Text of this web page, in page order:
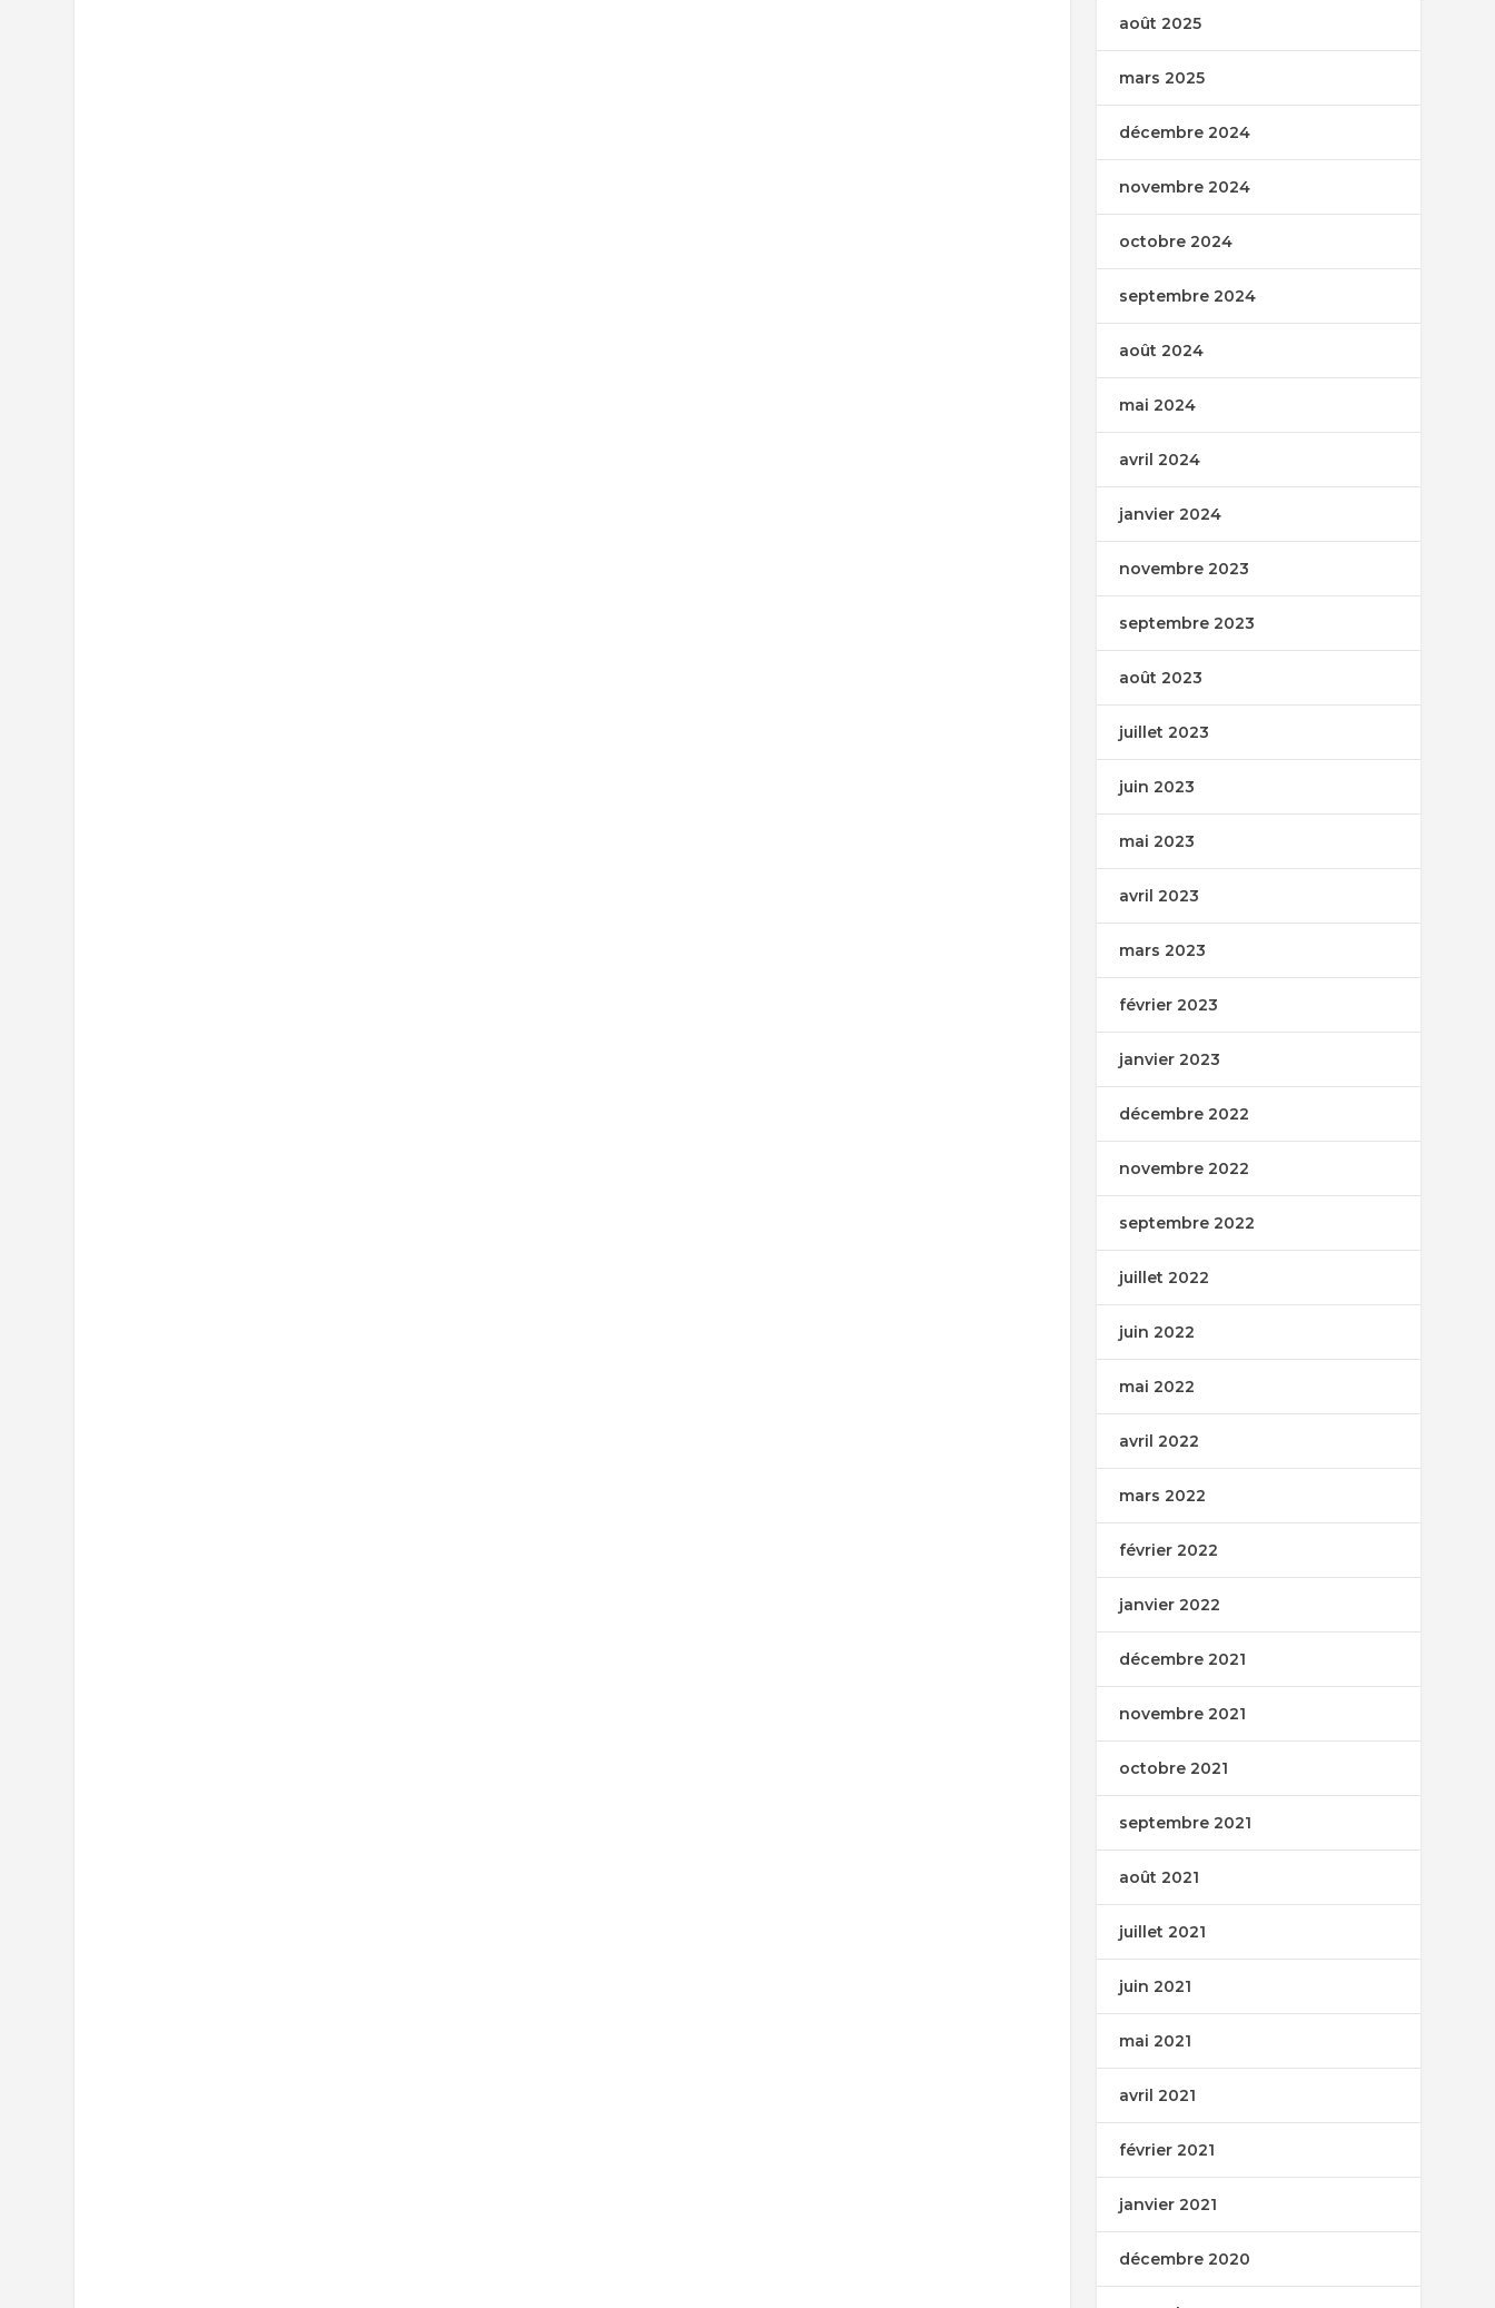
août 2025
mars 2025
décembre 2024
novembre 2024
octobre 2024
septembre 2024
août 2024
mai 2024
avril 2024
janvier 2024
novembre 2023
septembre 2023
août 2023
juillet 2023
juin 2023
mai 2023
avril 2023
mars 2023
février 2023
janvier 2023
décembre 2022
novembre 2022
septembre 2022
juillet 2022
juin 2022
mai 2022
avril 2022
mars 2022
février 2022
janvier 2022
décembre 2021
novembre 2021
octobre 2021
septembre 2021
août 2021
juillet 2021
juin 2021
mai 2021
avril 2021
février 2021
janvier 2021
décembre 2020